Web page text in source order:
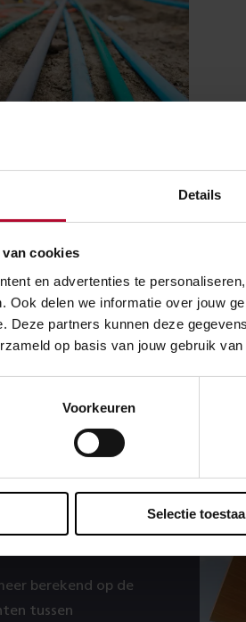
Details
cookies
en advertenties te
Ook delen we informatie over jouw
Deze partners kunnen deze
op basis van jouw gebruik
Voorkeuren
Selectie
berekend op de
tussen